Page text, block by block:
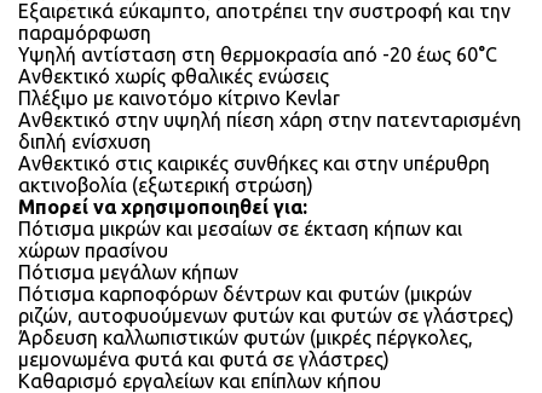
Εξαιρετικά εύκαμπτο, αποτρέπει την συστροφή και την
παραμόρφωση
Υψηλή αντίσταση στη θερμοκρασία από -20 έως 60°C
Ανθεκτικό χωρίς φθαλικές ενώσεις
Πλέξιμο με καινοτόμο κίτρινο Kevlar
Ανθεκτικό στην υψηλή πίεση χάρη στην πατενταρισμένη
διπλή ενίσχυση
Ανθεκτικό στις καιρικές συνθήκες και στην υπέρυθρη
ακτινοβολία (εξωτερική στρώση)
Μπορεί να χρησιμοποιηθεί για:
Πότισμα μικρών και μεσαίων σε έκταση κήπων και
χώρων πρασίνου
Πότισμα μεγάλων κήπων
Πότισμα καρποφόρων δέντρων και φυτών (μικρών
ριζών, αυτοφυούμενων φυτών και φυτών σε γλάστρες)
Άρδευση καλλωπιστικών φυτών (μικρές πέργκολες,
μεμονωμένα φυτά και φυτά σε γλάστρες)
Καθαρισμό εργαλείων και επίπλων κήπου